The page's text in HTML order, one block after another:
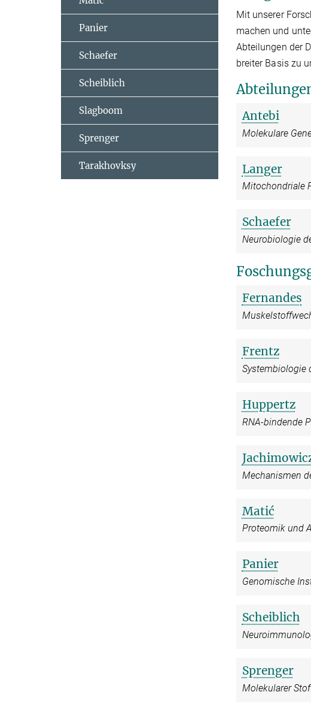
Mit unserer
machen und
Abteilungen der
breiter Basis zu
Antebi
Molekulare
Langer
Mitochondriale
Schaefer
Neurobiologie
Fernandes
Frentz
Systembiologie
Huppertz
RNA-bindende
Mechanismen
Matić
Proteomik und
Panier
Genomische
Scheiblich
Sprenger
Molekularer
Panier
Schaefer
Scheiblich
Slagboom
Sprenger
Tarakhovksy